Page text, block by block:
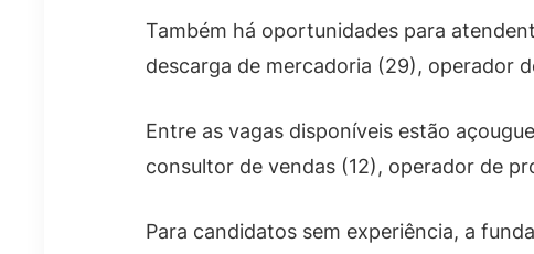
Também há oportunidades para
descarga de mercadoria (29), operador
Entre as vagas disponíveis estão
consultor de vendas (12), operador de
Para candidatos sem experiência, a